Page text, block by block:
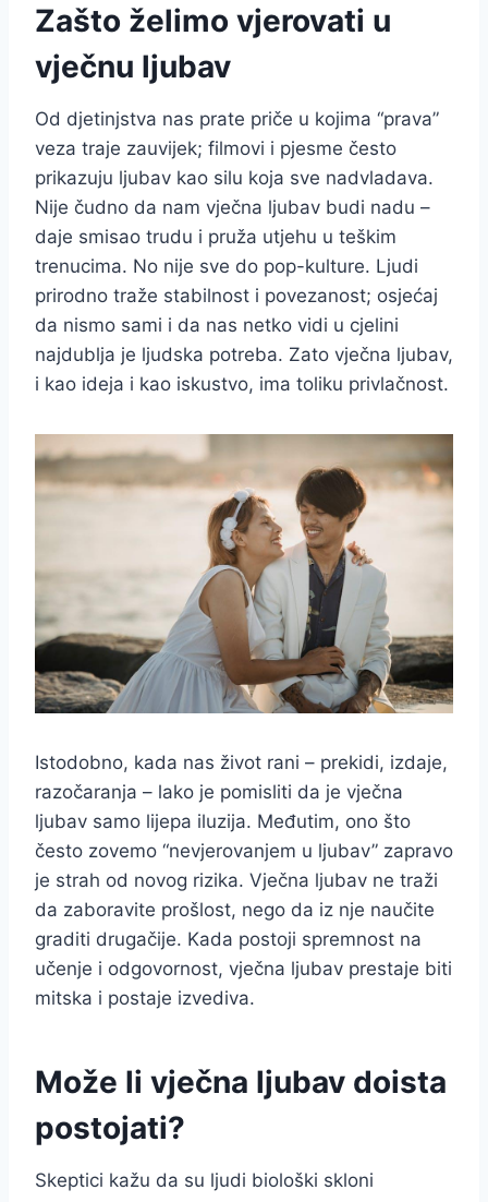
Zašto želimo vjerovati u
vječnu ljubav
Od djetinjstva nas prate priče u kojima “prava”
veza traje zauvijek; filmovi i pjesme često
prikazuju ljubav kao silu koja sve nadvladava.
Nije čudno da nam vječna ljubav budi nadu –
daje smisao trudu i pruža utjehu u teškim
trenucima. No nije sve do pop-kulture. Ljudi
prirodno traže stabilnost i povezanost; osjećaj
da nismo sami i da nas netko vidi u cjelini
najdublja je ljudska potreba. Zato vječna ljubav,
i kao ideja i kao iskustvo, ima toliku privlačnost.
Istodobno, kada nas život rani – prekidi, izdaje,
razočaranja – lako je pomisliti da je vječna
ljubav samo lijepa iluzija. Međutim, ono što
često zovemo “nevjerovanjem u ljubav” zapravo
je strah od novog rizika. Vječna ljubav ne traži
da zaboravite prošlost, nego da iz nje naučite
graditi drugačije. Kada postoji spremnost na
učenje i odgovornost, vječna ljubav prestaje biti
mitska i postaje izvediva.
Može li vječna ljubav doista
postojati?
Skeptici kažu da su ljudi biološki skloni